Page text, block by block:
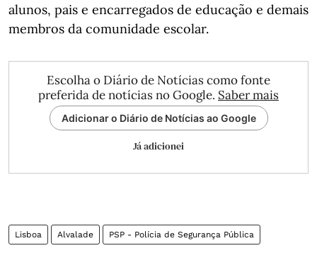
alunos, pais e encarregados de educação e demais
membros da comunidade escolar.
Escolha o Diário de Notícias como fonte
preferida de notícias no Google. Saber mais
Adicionar o Diário de Notícias ao Google
Já adicionei
Lisboa Alvalade PSP - Polícia de Segurança Pública